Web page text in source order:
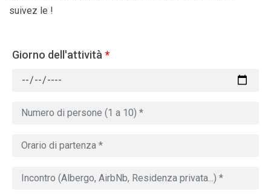
suivez le !
Giorno dell'attività *